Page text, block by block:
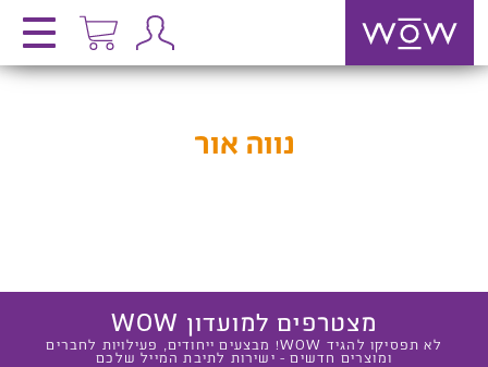
נווה אור
מצטרפים למועדון WOW
לא תפסיקו להגיד WOW! מבצעים ייחודים, פעילויות לחברים
ומוצרים חדשים - ישירות לתיבת המייל שלכם